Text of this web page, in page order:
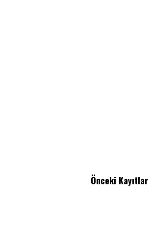
Önceki Kayıtlar